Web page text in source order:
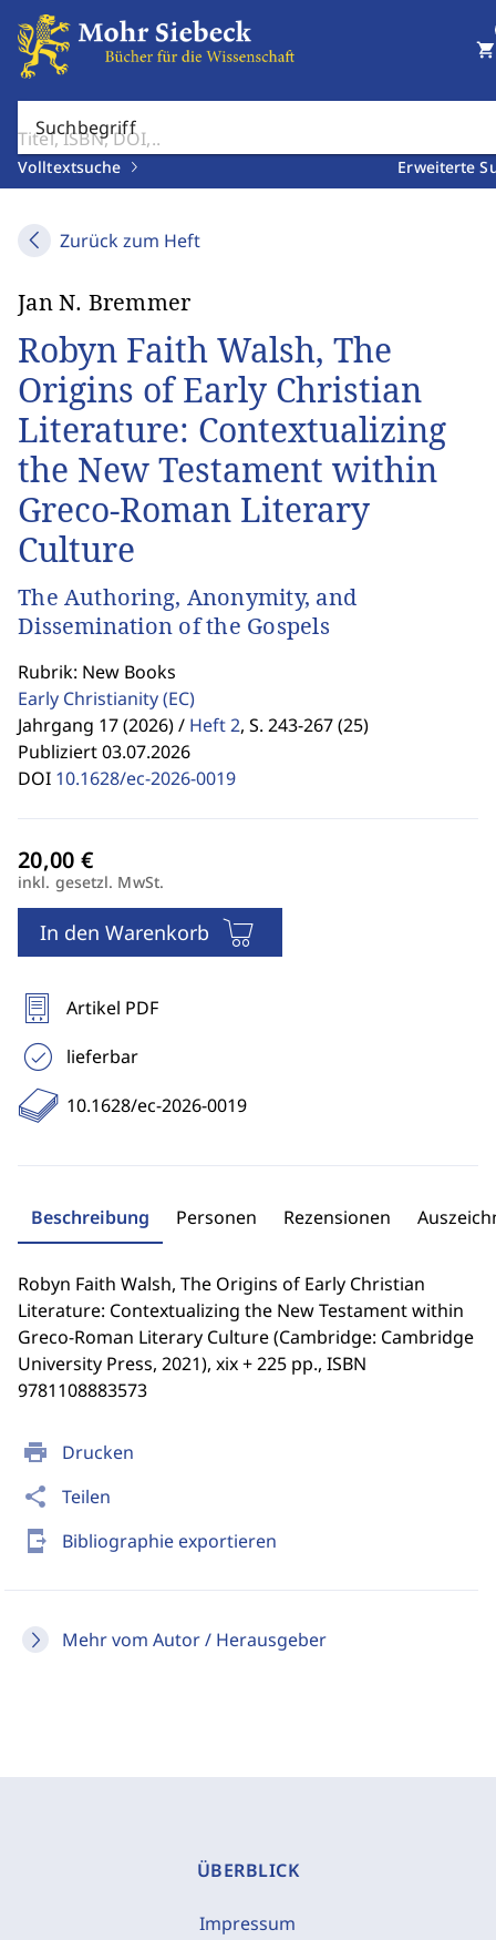
Suchbegriff
Volltextsuche Erweiterte
shopping_cart
Zurück zum Heft
print Drucken
share Teilen
send_to_mobile Bibliographie exportieren
Mehr vom Autor / Herausgeber
Jan N. Bremmer
Robyn Faith Walsh, The
Origins of Early Christian
Literature: Contextualizing
the New Testament within
Greco-Roman Literary
Culture
The Authoring, Anonymity, and
Dissemination of the Gospels
Rubrik: New Books
Early Christianity(EC)
Jahrgang 17 (2026) / Heft 2, S. 243-267 (25)
Publiziert 03.07.2026
DOI 10.1628/ec-2026-0019
inkl. gesetzl. MwSt.
In den Warenkorb
Artikel PDF
lieferbar
10.1628/ec-2026-0019
Beschreibung Personen Rezensionen
Robyn Faith Walsh, The Origins of Early Christian
Literature: Contextualizing the New Testament within
Greco-Roman Literary Culture (Cambridge: Cambridge
University Press, 2021), xix + 225 pp., ISBN
9781108883573
ÜBERBLICK
Impressum